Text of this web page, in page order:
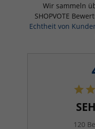
Wir sammeln
SHOPVOTE
Echtheit von
120